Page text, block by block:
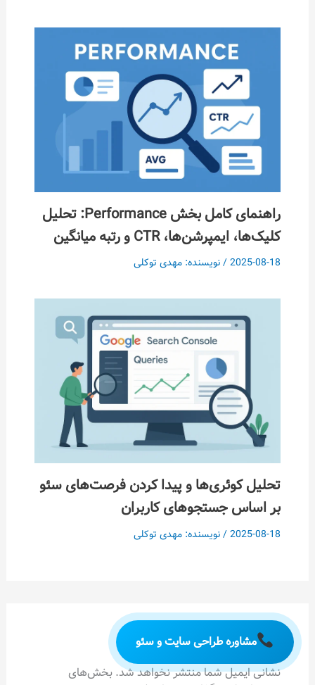
راهنمای کامل بخش Performance: تحلیل
کلیک‌ها، ایمپرشن‌ها، CTR و رتبه میانگین
2025-08-18/ نویسنده: مهدی توکلی
تحلیل کوئری‌ها و پیدا کردن فرصت‌های سئو
بر اساس جستجوهای کاربران
2025-08-18/ نویسنده: مهدی توکلی
دیدگاه‌ خود را بنویسید
نشانی ایمیل شما منتشر نخواهد شد. بخش‌های
مشاوره طراحی سایت و سئو